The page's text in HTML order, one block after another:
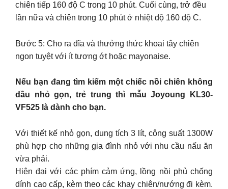
chiên tiếp 160 độ C trong 10 phút. Cuối cùng, trở đều
lần nữa và chiên trong 10 phút ở nhiệt độ 160 độ C.
Bước 5: Cho ra đĩa và thưởng thức khoai tây chiên
ngon tuyệt với ít tương ớt hoặc mayonaise.
Nếu bạn đang tìm kiếm một chiếc nồi chiên không
dầu nhỏ gọn, trẻ trung thì mẫu Joyoung KL30-
VF525 là dành cho bạn.
Với thiết kế nhỏ gọn, dung tích 3 lít, công suất 1300W
phù hợp cho những gia đình nhỏ với nhu cầu nấu ăn
vừa phải.
Hiện đại với các phím cảm ứng, lồng nồi phủ chống
dính cao cấp, kèm theo các khay chiên/nướng đi kèm.